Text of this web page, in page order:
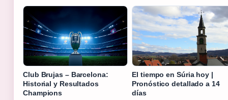
Club Brujas – Barcelona:
Historial y Resultados
Champions
El tiempo en Súria hoy |
Pronóstico detallado a 14
días